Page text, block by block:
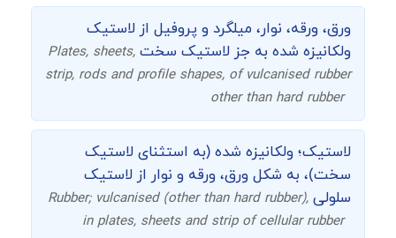
ورق، ورقه، نوار، ميلگرد و پروفيل از لاستيک
ولکانيزه شده به جز لاستيک سخت Plates, sheets,
strip, rods and profile shapes, of vulcanised rubber
other than hard rubber
لاستیک؛ ولکانیزه شده (به استثنای لاستیک
سخت)، به شکل ورق، ورقه و نوار از لاستیک
سلولی Rubber; vulcanised (other than hard rubber),
in plates, sheets and strip of cellular rubber